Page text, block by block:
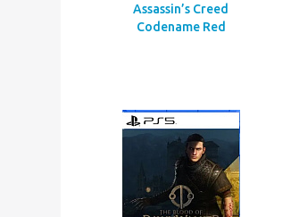
Assassin’s Creed
Codename Red